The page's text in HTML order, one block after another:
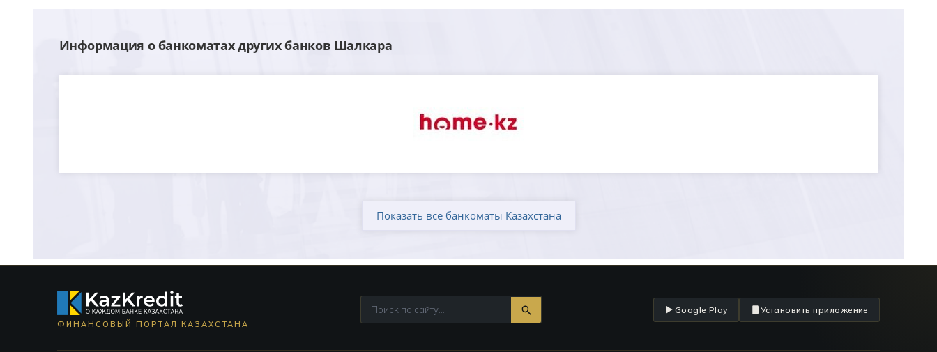
Информация о банкоматах других банков Шалкара
Показать все банкоматы Казахстана
ФИНАНСОВЫЙ ПОРТАЛ КАЗАХСТАНА
Google Play Установить приложение